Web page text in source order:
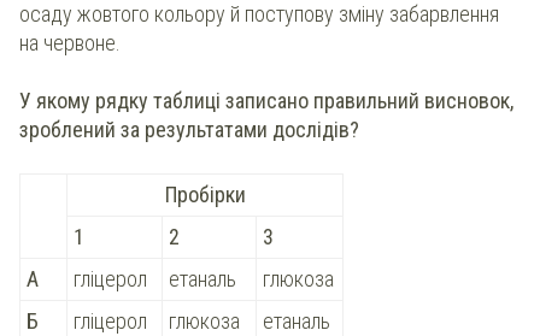
осаду жовтого кольору й поступову зміну забарвлення
на червоне.
У якому рядку таблиці записано правильний висновок,
зроблений за результатами дослідів?
Пробірки
1
2
3
А
гліцерол етаналь
глюкоза
Б
гліцерол глюкоза
етаналь